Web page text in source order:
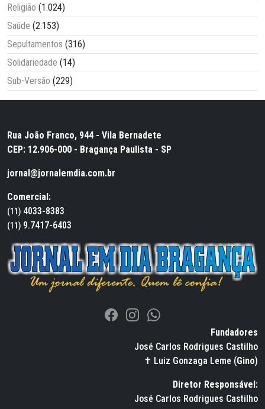
Religião (1.024)
Saúde (2.153)
Sepultamentos (316)
Solidariedade (14)
Sub-Versão (229)
Rua João Franco, 944 - Vila Bernadete
CEP: 12.906-000 - Bragança Paulista - SP
jornal@jornalemdia.com.br
Comercial:
(11) 4033-8383
(11) 9.7417-6403
Fundadores
José Carlos Rodrigues Castilho
✝ Luiz Gonzaga Leme (Gino)
Diretor Responsável:
José Carlos Rodrigues Castilho